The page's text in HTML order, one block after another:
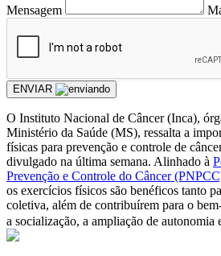
Mensagem
ENVIAR
O Instituto Nacional de Câncer (Inca),
Ministério da Saúde (MS), ressalta a
físicas para prevenção e controle de
divulgado na última semana. Alinhado à
Prevenção e Controle do Câncer
os exercícios físicos são benéficos tanto
coletiva, além de contribuírem para o
a socialização, a ampliação de autonomia